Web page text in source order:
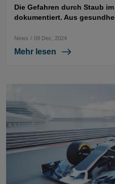
Die Gefahren durch Staub
dokumentiert. Aus
News / 09 Dec, 2024
Mehr lesen